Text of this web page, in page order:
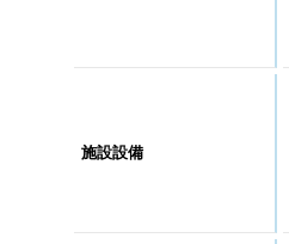
施設設備